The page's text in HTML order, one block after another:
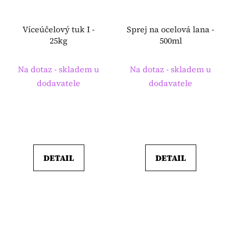
Víceúčelový tuk I -
25kg
Na dotaz - skladem u
dodavatele
DETAIL
Sprej na ocelová lana -
500ml
Na dotaz - skladem u
dodavatele
DETAIL